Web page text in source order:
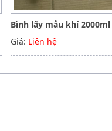
Bình lấy mẫu khí 2000ml
Giá: Liên hệ